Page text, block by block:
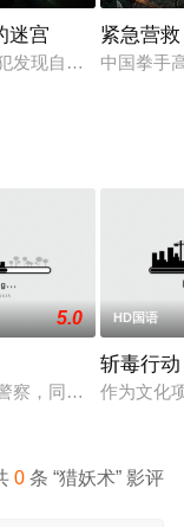
当夜幕降临，脱下
迷宫
发现自己被困在一个
紧急营救
中国拳手
被忒提斯从冥界释
5.0
察，同时也是精灵猎
HD国语
斩毒行动
作为文化
0 条 “猎妖术” 影评